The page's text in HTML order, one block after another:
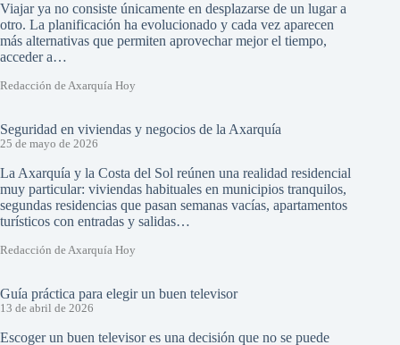
Viajar ya no consiste únicamente en desplazarse de un lugar a
otro. La planificación ha evolucionado y cada vez aparecen
más alternativas que permiten aprovechar mejor el tiempo,
acceder a…
Redacción de Axarquía Hoy
Seguridad en viviendas y negocios de la Axarquía
25 de mayo de 2026
La Axarquía y la Costa del Sol reúnen una realidad residencial
muy particular: viviendas habituales en municipios tranquilos,
segundas residencias que pasan semanas vacías, apartamentos
turísticos con entradas y salidas…
Redacción de Axarquía Hoy
Guía práctica para elegir un buen televisor
13 de abril de 2026
Escoger un buen televisor es una decisión que no se puede